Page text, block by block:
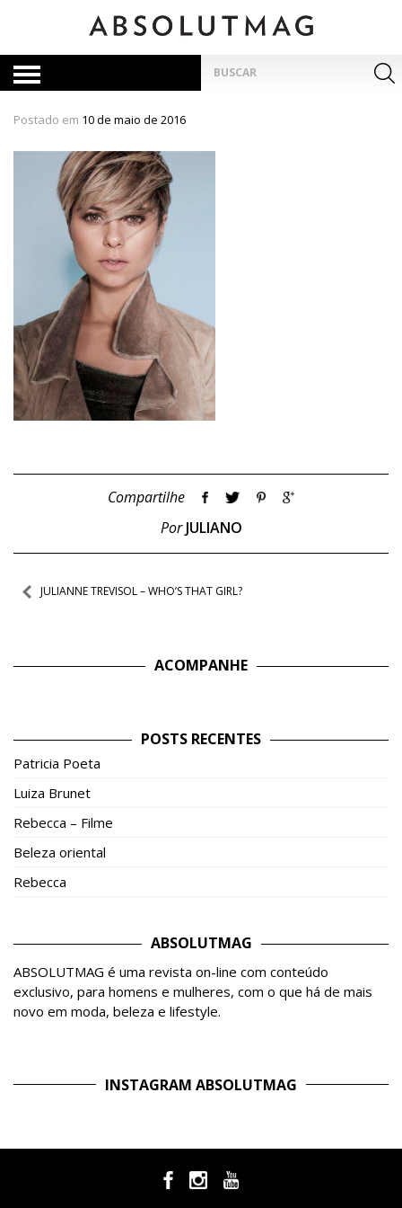
por:
Postado em 10 de maio de 2016
Compartilhe
PorJULIANO
Navegação
JULIANNE TREVISOL – WHO’S THAT GIRL?
ACOMPANHE
POSTS RECENTES
Patricia Poeta
Luiza Brunet
Rebecca – Filme
Beleza oriental
Rebecca
ABSOLUTMAG
ABSOLUTMAG é uma revista on-line com conteúdo
exclusivo, para homens e mulheres, com o que há de mais
novo em moda, beleza e lifestyle.
INSTAGRAM ABSOLUTMAG